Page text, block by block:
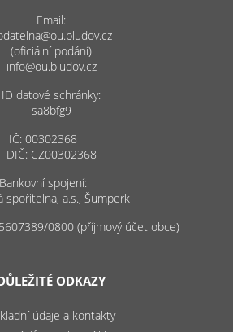
Email:
(oficiální podání)
info@ou.bludov.cz
ID datové schránky:
sa8bfg9
IČ: 00302368
DIČ: CZ00302368
Bankovní spojení:
spořitelna, a.s., Šumperk
0800 (příjmový účet obce)
ODKAZY
údaje a kontakty